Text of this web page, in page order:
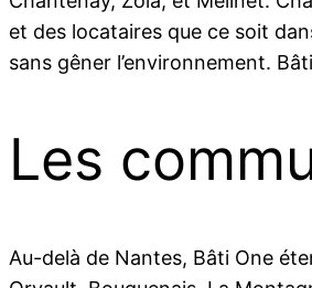
et des locataires que ce soit
sans gêner l’environnement.
Les
Au-delà de Nantes, Bâti One